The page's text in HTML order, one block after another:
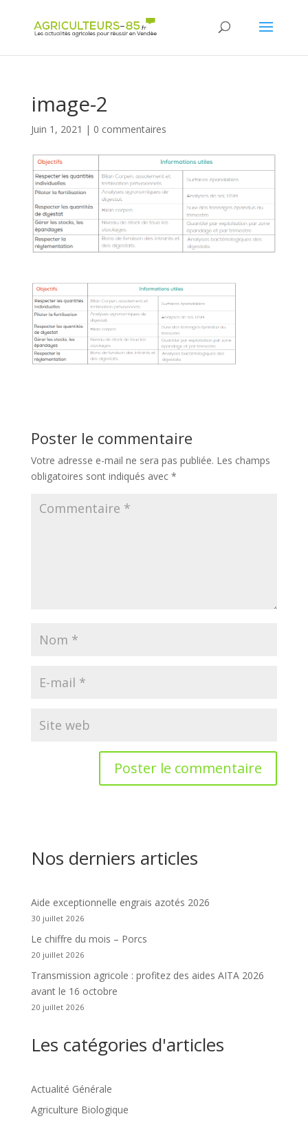
image-2
Juin 1, 2021 | 0 commentaires
Poster le commentaire
Votre adresse e-mail ne sera pas publiée. Les champs
obligatoires sont indiqués avec *
Nos derniers articles
Aide exceptionnelle engrais azotés 2026
30 juillet 2026
Le chiffre du mois – Porcs
20 juillet 2026
Transmission agricole : profitez des aides AITA 2026
avant le 16 octobre
20 juillet 2026
Les catégories d'articles
Actualité Générale
Agriculture Biologique